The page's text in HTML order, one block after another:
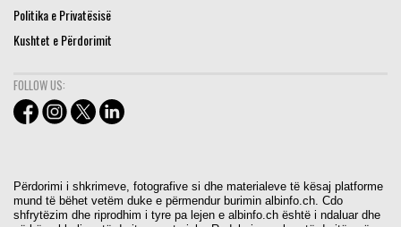
Politika e Privatësisë
Kushtet e Përdorimit
FOLLOW US:
Përdorimi i shkrimeve, fotografive si dhe materialeve të kësaj platforme
mund të bëhet vetëm duke e përmendur burimin albinfo.ch. Cdo
shfrytëzim dhe riprodhim i tyre pa lejen e albinfo.ch është i ndaluar dhe